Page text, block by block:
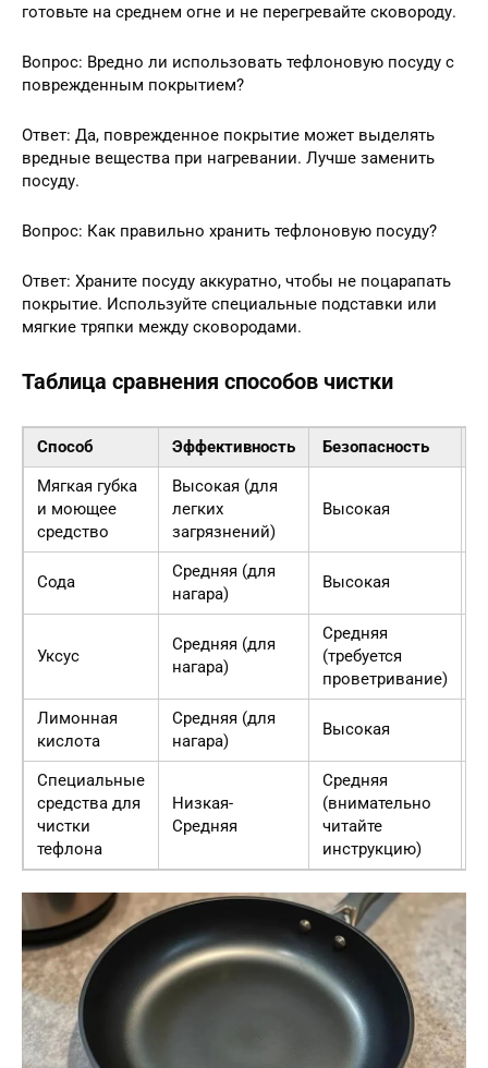
готовьте на среднем огне и не перегревайте сковороду.
Вопрос: Вредно ли использовать тефлоновую посуду с
поврежденным покрытием?
Ответ: Да, поврежденное покрытие может выделять
вредные вещества при нагревании. Лучше заменить
посуду.
Вопрос: Как правильно хранить тефлоновую посуду?
Ответ: Храните посуду аккуратно, чтобы не поцарапать
покрытие. Используйте специальные подставки или
мягкие тряпки между сковородами.
Таблица сравнения способов чистки
Способ Эффективность Безопасность
Мягкая губка
и моющее
средство
Высокая (для
легких
загрязнений)
Высокая
Сода
Средняя (для
нагара)
Высокая
Уксус
Средняя (для
нагара)
Средняя
(требуется
проветривание)
Лимонная
кислота
Средняя (для
нагара)
Высокая
Специальные
средства для
чистки
тефлона
Низкая-
Средняя
Средняя
(внимательно
читайте
инструкцию)